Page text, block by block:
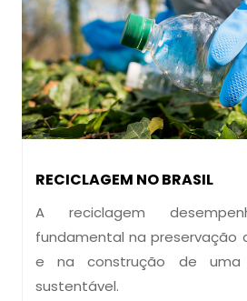
RECICLAGEM NO BRASIL
A reciclagem
fundamental na preservação
e na construção de uma
sustentável.